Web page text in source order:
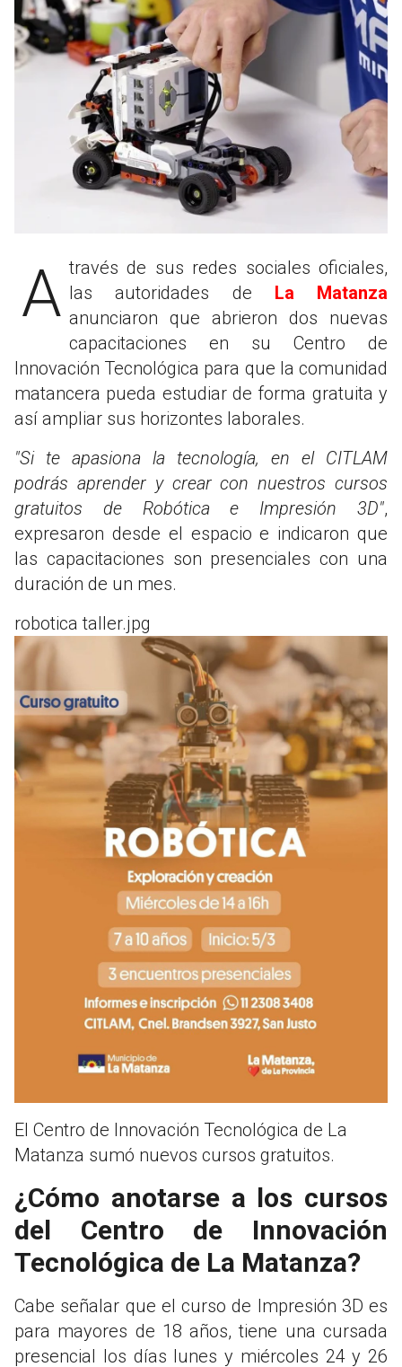
A través de sus redes sociales oficiales, las autoridades de La Matanza
anunciaron que abrieron dos nuevas
capacitaciones en su Centro de
Innovación Tecnológica para que la comunidad
matancera pueda estudiar de forma gratuita y
así ampliar sus horizontes laborales.
"Si te apasiona la tecnología, en el CITLAM
podrás aprender y crear con nuestros cursos
gratuitos de Robótica e Impresión 3D",
expresaron desde el espacio e indicaron que
las capacitaciones son presenciales con una
duración de un mes.
robotica taller.jpg
El Centro de Innovación Tecnológica de La
Matanza sumó nuevos cursos gratuitos.
¿Cómo anotarse a los cursos
del Centro de Innovación
Tecnológica de La Matanza?
Cabe señalar que el curso de Impresión 3D es
para mayores de 18 años, tiene una cursada
presencial los días lunes y miércoles 24 y 26